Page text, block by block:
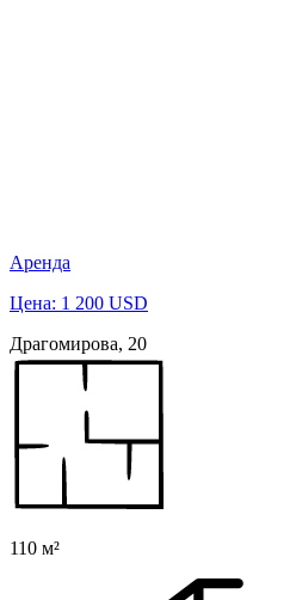
Аренда
Цена: 1 200 USD
Драгомирова, 20
110 м²